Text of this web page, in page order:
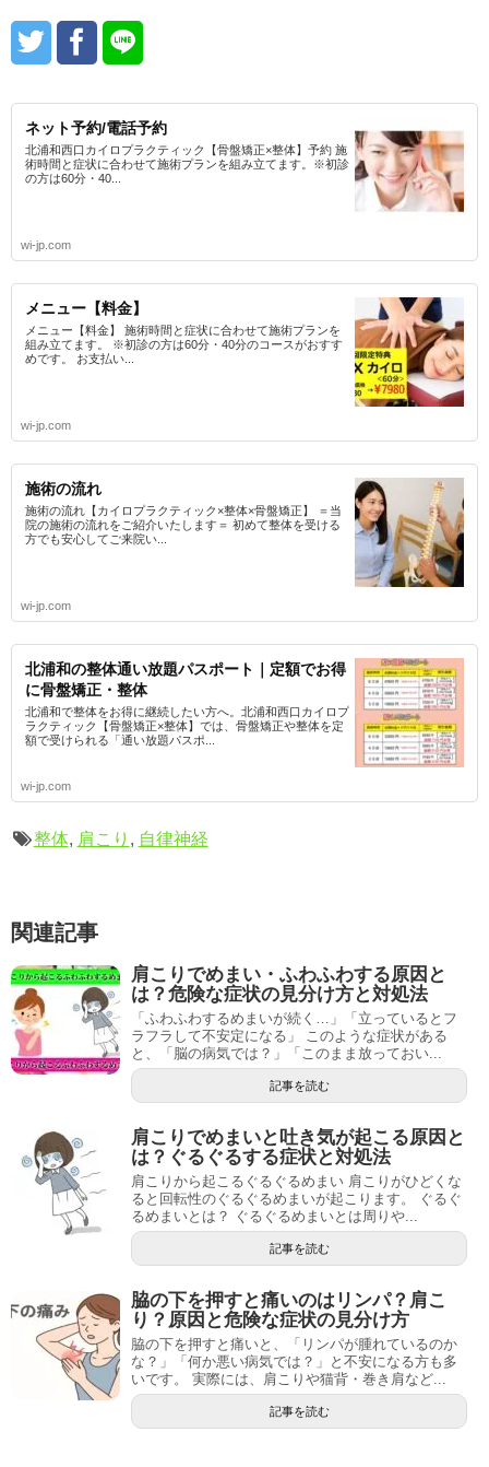
ネット予約/電話予約
北浦和西口カイロプラクティック【骨盤矯正×整体】予約 施
術時間と症状に合わせて施術プランを組み立てます。※初診
の方は60分・40...
wi-jp.com
メニュー【料金】
メニュー【料金】 施術時間と症状に合わせて施術プランを
組み立てます。 ※初診の方は60分・40分のコースがおすす
めです。 お支払い...
wi-jp.com
施術の流れ
施術の流れ【カイロプラクティック×整体×骨盤矯正】 ＝当
院の施術の流れをご紹介いたします＝ 初めて整体を受ける
方でも安心してご来院い...
wi-jp.com
北浦和の整体通い放題パスポート｜定額でお得
に骨盤矯正・整体
北浦和で整体をお得に継続したい方へ。北浦和西口カイロプ
ラクティック【骨盤矯正×整体】では、骨盤矯正や整体を定
額で受けられる「通い放題パスポ...
wi-jp.com
整体, 肩こり , 自律神経
関連記事
肩こりでめまい・ふわふわする原因と
は？危険な症状の見分け方と対処法
「ふわふわするめまいが続く…」「立っているとフ
ラフラして不安定になる」 このような症状がある
と、「脳の病気では？」「このまま放っておい...
記事を読む
肩こりでめまいと吐き気が起こる原因と
は？ぐるぐるする症状と対処法
肩こりから起こるぐるぐるめまい 肩こりがひどくな
ると回転性のぐるぐるめまいが起こります。 ぐるぐ
るめまいとは？ ぐるぐるめまいとは周りや...
記事を読む
脇の下を押すと痛いのはリンパ？肩こ
り？原因と危険な症状の見分け方
脇の下を押すと痛いと、「リンパが腫れているのか
な？」「何か悪い病気では？」と不安になる方も多
いです。 実際には、肩こりや猫背・巻き肩など...
記事を読む